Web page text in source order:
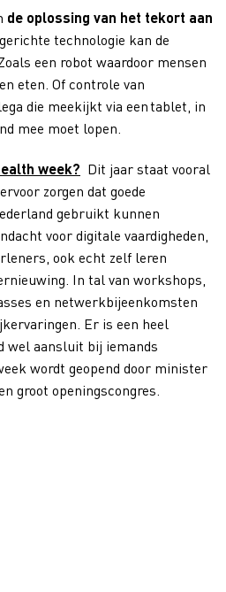
de oplossing van het tekort aan
technologie kan de
een robot waardoor mensen
eten. Of controle van
die meekijkt via een tablet, in
mee moet lopen.
week? Dit jaar staat vooral
zorgen dat goede
gebruikt kunnen
voor digitale vaardigheden,
ook echt zelf leren
In tal van workshops,
en netwerkbijeenkomsten
Er is een heel
wel aansluit bij iemands
wordt geopend door minister
groot openingscongres.